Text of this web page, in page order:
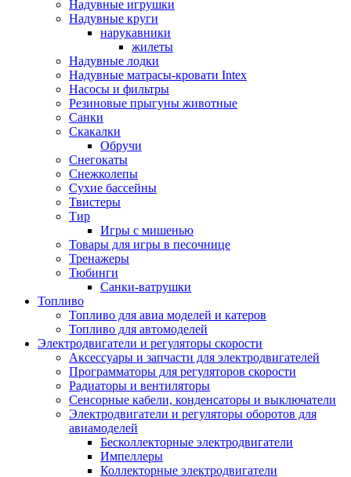
Надувные игрушки
Надувные круги
нарукавники
жилеты
Надувные лодки
Надувные матрасы-кровати Intex
Насосы и фильтры
Резиновые прыгуны животные
Санки
Скакалки
Обручи
Снегокаты
Снежколепы
Сухие бассейны
Твистеры
Тир
Игры с мишенью
Товары для игры в песочнице
Тренажеры
Тюбинги
Санки-ватрушки
Топливо
Топливо для авиа моделей и катеров
Топливо для автомоделей
Электродвигатели и регуляторы скорости
Аксессуары и запчасти для электродвигателей
Программаторы для регуляторов скорости
Радиаторы и вентиляторы
Сенсорные кабели, конденсаторы и выключатели
Электродвигатели и регуляторы оборотов для
авиамоделей
Бесколлекторные электродвигатели
Импеллеры
Коллекторные электродвигатели